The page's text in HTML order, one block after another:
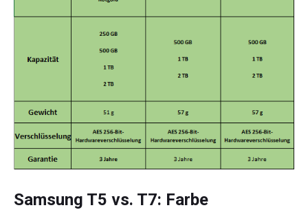
Samsung T5 vs. T7: Farbe